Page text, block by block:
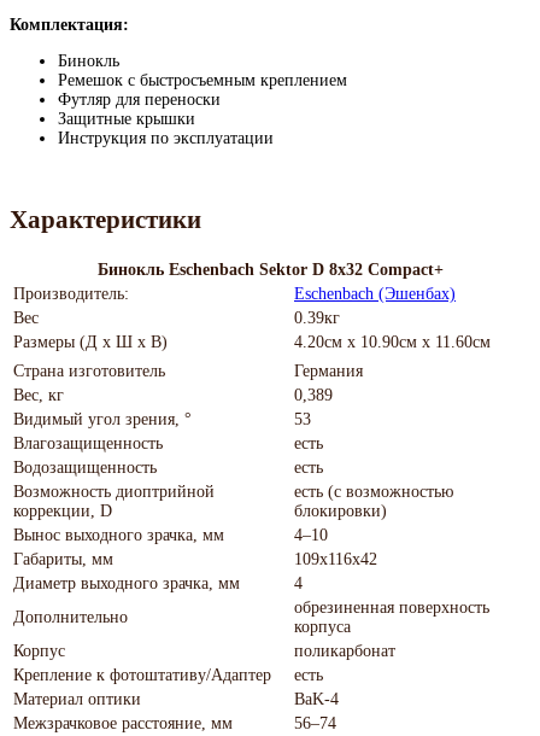
Комплектация:
Бинокль
Ремешок с быстросъемным креплением
Футляр для переноски
Защитные крышки
Инструкция по эксплуатации
Характеристики
Бинокль Eschenbach Sektor D 8x32 Compact+
Производитель:
Eschenbach (Эшенбах)
Вес
0.39кг
Размеры (Д х Ш х В)
4.20см x 10.90см x 11.60см
Страна изготовитель
Германия
Вес, кг
0,389
Видимый угол зрения, °
53
Влагозащищенность
есть
Водозащищенность
есть
Возможность диоптрийной
коррекции, D
есть (с возможностью
блокировки)
Вынос выходного зрачка, мм
4–10
Габариты, мм
109x116x42
Диаметр выходного зрачка, мм
4
Дополнительно
обрезиненная поверхность
корпуса
Корпус
поликарбонат
Крепление к фотоштативу/Адаптер
есть
Материал оптики
BaK-4
Межзрачковое расстояние, мм
56–74